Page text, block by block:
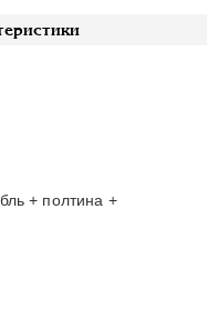
+ полтина +